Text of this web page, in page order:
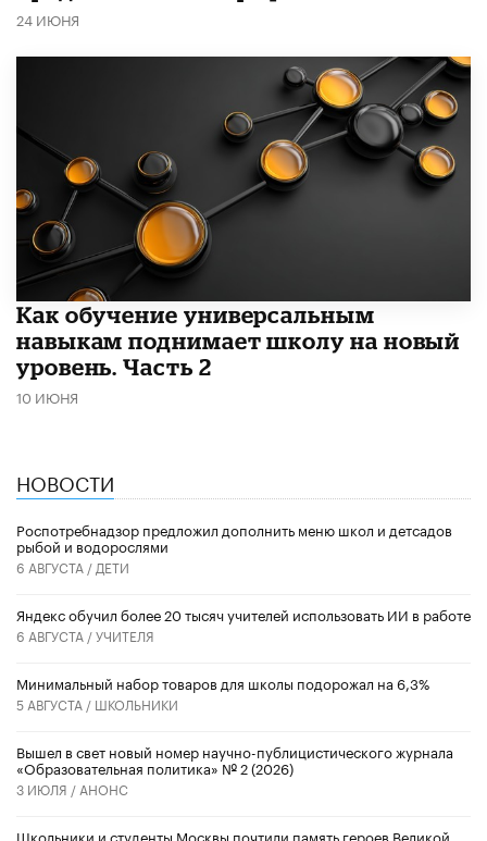
24 ИЮНЯ
​Как обучение универсальным
навыкам поднимает школу на новый
уровень. Часть 2
10 ИЮНЯ
НОВОСТИ
Роспотребнадзор предложил дополнить меню школ и детсадов
рыбой и водорослями
6 АВГУСТА / ДЕТИ
​Яндекс обучил более 20 тысяч учителей использовать ИИ в работе
6 АВГУСТА /УЧИТЕЛЯ
Минимальный набор товаров для школы подорожал на 6,3%
5 АВГУСТА / ШКОЛЬНИКИ
Вышел в свет новый номер научно-публицистического журнала
«Образовательная политика» № 2 (2026)
3 ИЮЛЯ / АНОНС
Школьники и студенты Москвы почтили память героев Великой